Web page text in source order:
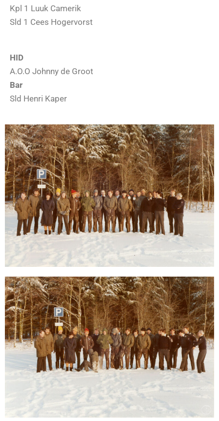
Kpl 1 Luuk Camerik
Sld 1 Cees Hogervorst
HID
A.O.O Johnny de Groot
Bar
Sld Henri Kaper